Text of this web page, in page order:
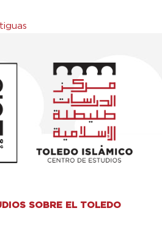
SOBRE EL TOLEDO